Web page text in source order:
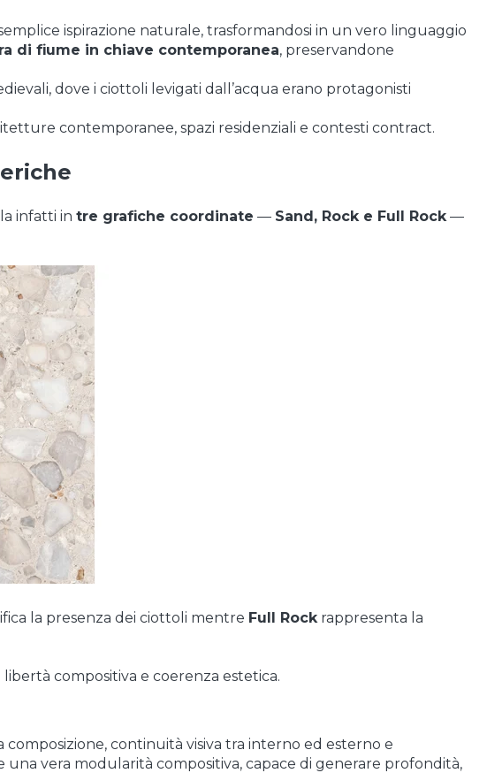
ispirazione naturale, trasformandosi in un vero linguaggio
di fiume in chiave contemporanea, preservandone
dove i ciottoli levigati dall’acqua erano protagonisti
contemporanee, spazi residenziali e contesti contract.
infatti in tre grafiche coordinate — Sand, Rock e Full Rock —
la presenza dei ciottoli mentre Full Rock rappresenta la
compositiva e coerenza estetica.
composizione, continuità visiva tra interno ed esterno e
una vera modularità compositiva, capace di generare profondità,